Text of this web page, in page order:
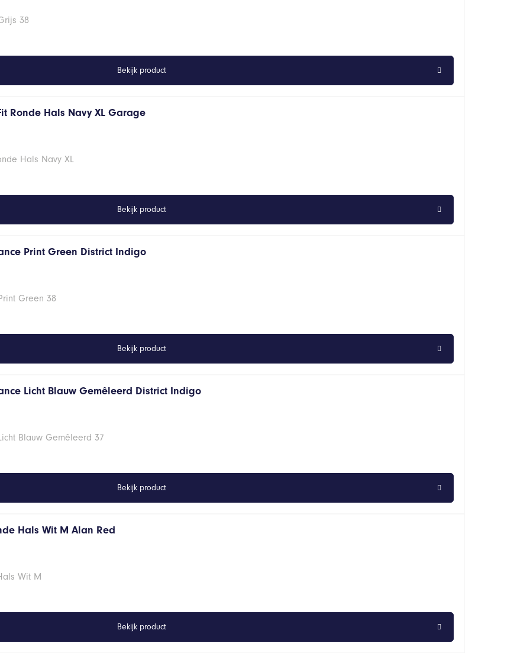
38
Bekijk product
Ronde Hals Navy XL Garage
Hals Navy XL
Bekijk product
Print Green District Indigo
Green 38
Bekijk product
Licht Blauw Gemêleerd District Indigo
Blauw Gemêleerd 37
Bekijk product
Hals Wit M Alan Red
Wit M
Bekijk product